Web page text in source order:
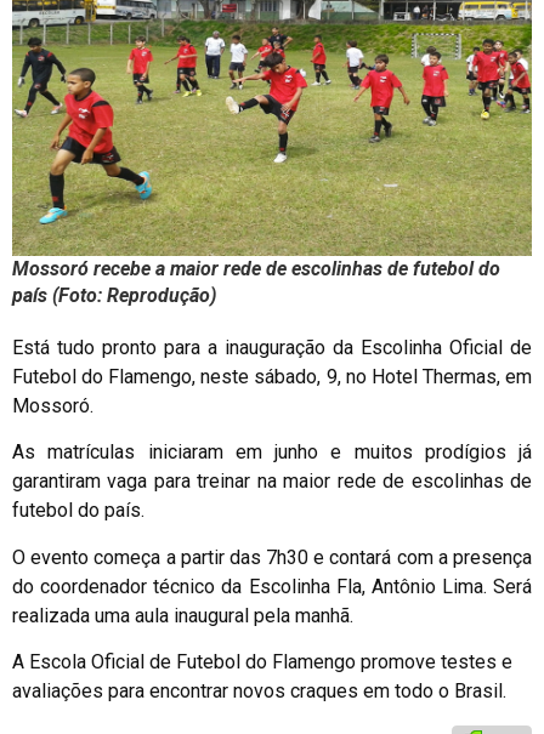
Mossoró recebe a maior rede de escolinhas de futebol do
país (Foto: Reprodução)
Está tudo pronto para a inauguração da Escolinha Oficial de
Futebol do Flamengo, neste sábado, 9, no Hotel Thermas, em
Mossoró.
As matrículas iniciaram em junho e muitos prodígios já
garantiram vaga para treinar na maior rede de escolinhas de
futebol do país.
O evento começa a partir das 7h30 e contará com a presença
do coordenador técnico da Escolinha Fla, Antônio Lima. Será
realizada uma aula inaugural pela manhã.
A Escola Oficial de Futebol do Flamengo promove testes e
avaliações para encontrar novos craques em todo o Brasil.